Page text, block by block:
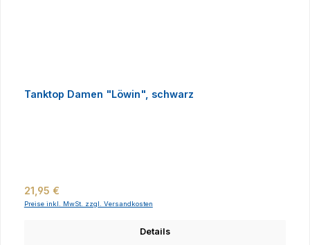
Tanktop Damen "Löwin", schwarz
Regulärer Preis:
21,95 €
Preise inkl. MwSt. zzgl. Versandkosten
Details